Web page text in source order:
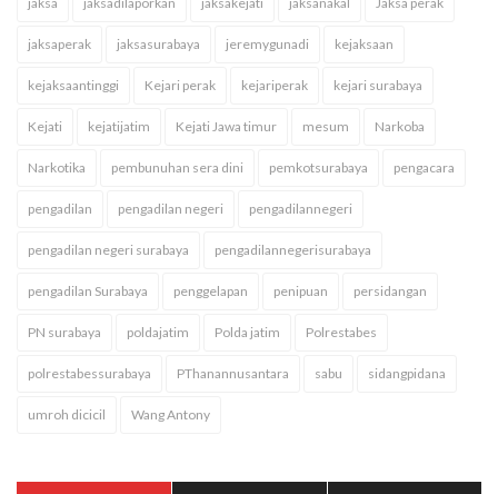
jaksaperak jaksasurabaya jeremygunadi kejaksaan
kejaksaantinggi Kejari perak kejariperak kejari surabaya
Kejati kejatijatim Kejati Jawa timur mesum Narkoba
Narkotika pembunuhan sera dini pemkotsurabaya pengacara
pengadilan pengadilan negeri pengadilannegeri
pengadilan negeri surabaya pengadilannegerisurabaya
pengadilan Surabaya penggelapan penipuan persidangan
PN surabaya poldajatim Polda jatim Polrestabes
polrestabessurabaya PThanannusantara sabu sidangpidana
umroh dicicil Wang Antony